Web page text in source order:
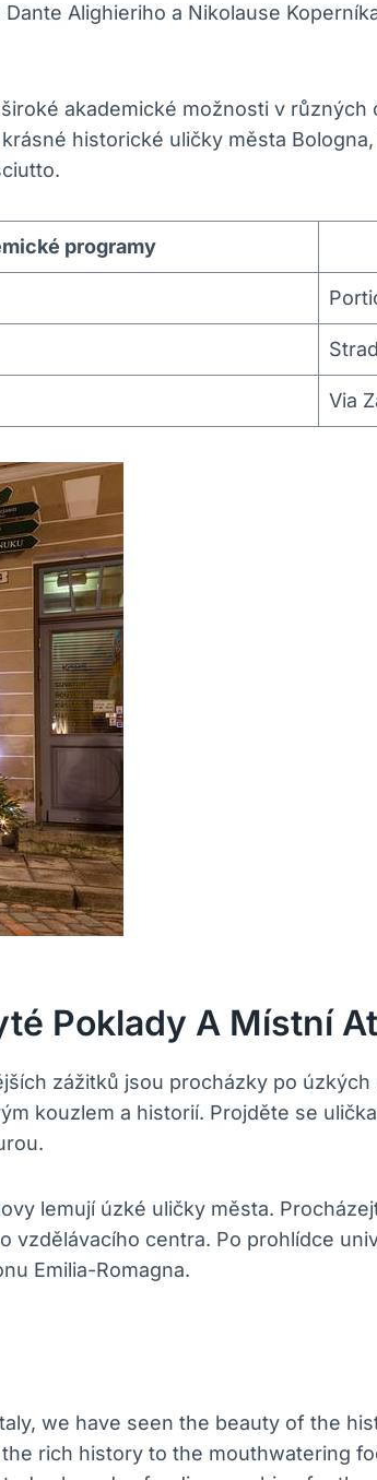
Alighieriho a Nikolause
akademické možnosti v
historické uličky města
programy
Via
Poklady A Místní
zážitků jsou procházky po
kouzlem a historií. Projděte se
lemují úzké uličky města.
centra. Po prohlídce
Emilia-Romagna.
we have seen the beauty of the
rich history to the mouthwatering